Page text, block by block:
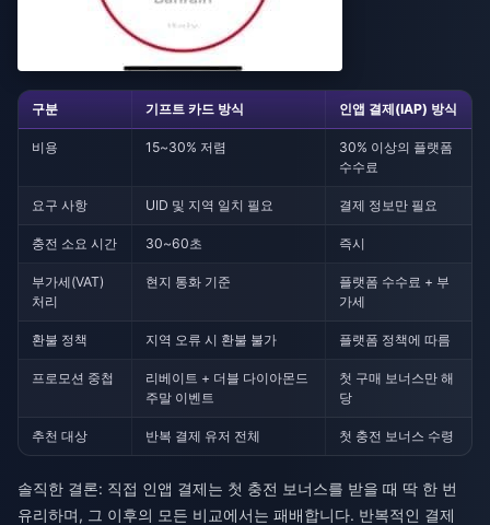
구분 기프트 카드 방식 인앱 결제(IAP) 방식
비용 15~30% 저렴
30% 이상의 플랫폼
수수료
요구 사항 UID 및 지역 일치 필요 결제 정보만 필요
충전 소요 시간 30~60초 즉시
부가세(VAT)
처리
현지 통화 기준
플랫폼 수수료 + 부
가세
환불 정책 지역 오류 시 환불 불가 플랫폼 정책에 따름
프로모션 중첩
리베이트 + 더블 다이아몬드
주말 이벤트
첫 구매 보너스만 해
당
추천 대상 반복 결제 유저 전체 첫 충전 보너스 수령
솔직한 결론: 직접 인앱 결제는 첫 충전 보너스를 받을 때 딱 한 번
유리하며, 그 이후의 모든 비교에서는 패배합니다. 반복적인 결제